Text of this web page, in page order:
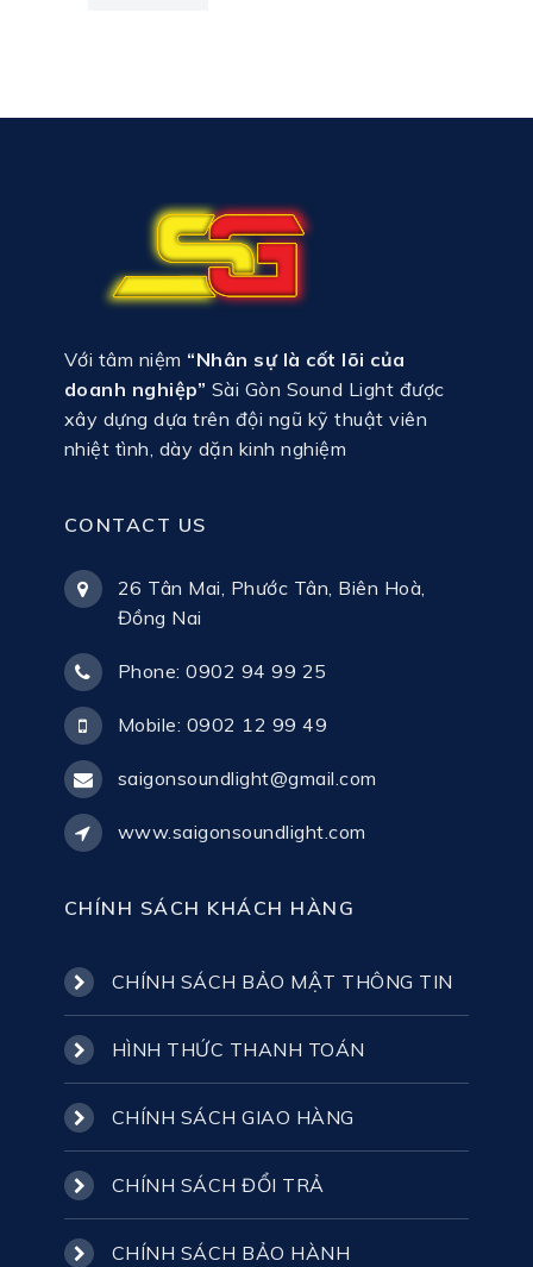
Với tâm niệm “Nhân sự là cốt lõi của
doanh nghiệp” Sài Gòn Sound Light được
xây dựng dựa trên đội ngũ kỹ thuật viên
nhiệt tình, dày dặn kinh nghiệm
CONTACT US
26 Tân Mai, Phước Tân, Biên Hoà,
Đồng Nai
Phone: 0902 94 99 25
Mobile: 0902 12 99 49
saigonsoundlight@gmail.com
www.saigonsoundlight.com
CHÍNH SÁCH KHÁCH HÀNG
CHÍNH SÁCH BẢO MẬT THÔNG TIN
HÌNH THỨC THANH TOÁN
CHÍNH SÁCH GIAO HÀNG
CHÍNH SÁCH ĐỔI TRẢ
CHÍNH SÁCH BẢO HÀNH